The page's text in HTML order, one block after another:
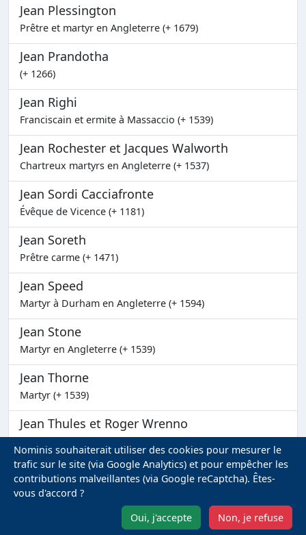
Jean Plessington
Prêtre et martyr en Angleterre (+ 1679)
Jean Prandotha
(+ 1266)
Jean Righi
Franciscain et ermite à Massaccio (+ 1539)
Jean Rochester et Jacques Walworth
Chartreux martyrs en Angleterre (+ 1537)
Jean Sordi Cacciafronte
Évêque de Vicence (+ 1181)
Jean Soreth
Prêtre carme (+ 1471)
Jean Speed
Martyr à Durham en Angleterre (+ 1594)
Jean Stone
Martyr en Angleterre (+ 1539)
Jean Thorne
Martyr (+ 1539)
Jean Thules et Roger Wrenno
Martyrs en Angleterre (+ 1616)
Jean Vladimir
(+ 1015)
Nominis souhaiterait utiliser des cookies pour mesurer le
trafic sur le site (via Google Analytics) et pour empêcher les
contributions malveillantes (via Google reCaptcha). Êtes-
vous d'accord ?
Oui, j'accepte
Non, je refuse